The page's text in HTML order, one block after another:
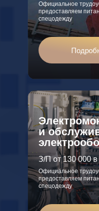
Официальное
предоставляем
спецодежду
и
З/П от 130 000
Официальное
предоставляем
спецодежду